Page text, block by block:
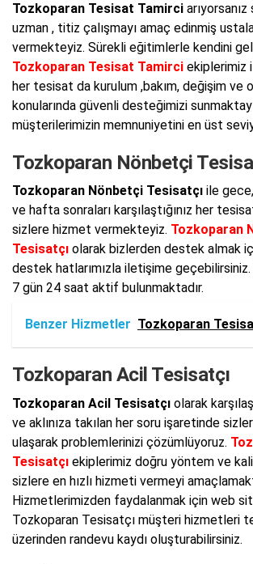
Tozkoparan Tesisat Tamirci
uzman , titiz çalışmayı amaç edinmiş
vermekteyiz. Sürekli eğitimlerle kendini
Tozkoparan Tesisat Tamirci ekiplerimiz
her tesisat da kurulum ,bakım, değişim ve
konularında güvenli desteğimizi
müşterilerimizin memnuniyetini en üst
Tozkoparan Nönbetçi
Tozkoparan Nönbetçi Tesisatçı ile
ve hafta sonraları karşılaştığınız her
sizlere hizmet vermekteyiz. Tozkoparan
Tesisatçı olarak bizlerden destek almak
destek hatlarımızla iletişime
7 gün 24 saat aktif bulunmaktadır.
Benzer Hizmetler Tozkoparan
Tozkoparan Acil Tesisatçı
Tozkoparan Acil Tesisatçı olarak
ve aklınıza takılan her soru işaretinde
ulaşarak problemlerinizi çözümlüyoruz.
Tesisatçı ekiplerimiz doğru yöntem ve
sizlere en hızlı hizmeti vermeyi
Hizmetlerimizden faydalanmak için web
Tozkoparan Tesisatçı müşteri hizmetleri
üzerinden randevu kaydı oluşturabilirsiniz.